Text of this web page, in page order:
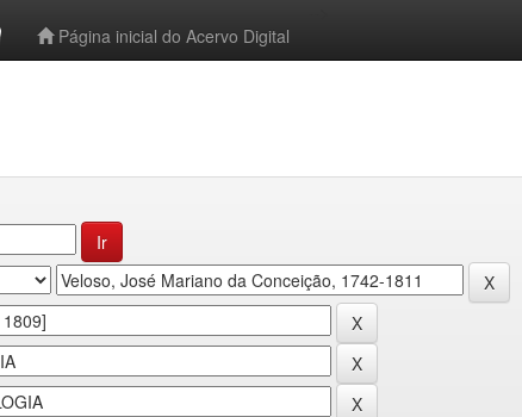
Página inicial do Acervo Digital